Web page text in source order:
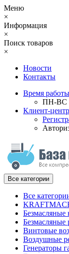
Меню
×
Информация
×
Поиск товаров
×
Новости
Контакты
Время работы
ПН-ВС
Клиент-центр
Все категории
Все
Безмасляные
Безмасляные
Винтовые
Воздушные
Генераторы